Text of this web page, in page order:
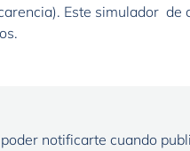
Este simulador de
notificarte cuando